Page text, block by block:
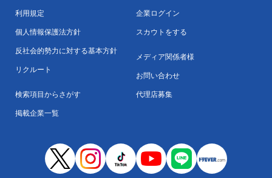
利用規定
個人情報保護法方針
反社会的勢力に対する基本方針
リクルート
検索項目からさがす
掲載企業一覧
企業ログイン
スカウトをする
メディア関係者様
お問い合わせ
代理店募集